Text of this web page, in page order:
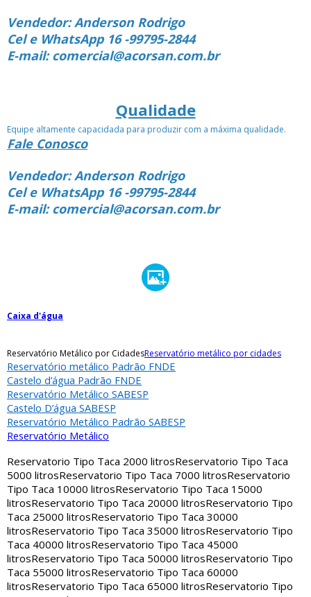
Vendedor: Anderson Rodrigo
Cel e WhatsApp 16 -99795-2844
E-mail: comercial@acorsan.com.br
Qualidade
Equipe altamente capacidada para produzir com a máxima qualidade.
Fale Conosco
Vendedor: Anderson Rodrigo
Cel e WhatsApp 16 -99795-2844
E-mail: comercial@acorsan.com.br
Caixa d'água
Reservatório Metálico por CidadesReservatório metálico por cidades
Reservatório metálico Padrão FNDE
Castelo d’água Padrão FNDE
Reservatório Metálico SABESP
Castelo D’água SABESP
Reservatório Metálico Padrão SABESP
Reservatório Metálico
Reservatorio Tipo Taca 2000 litrosReservatorio Tipo Taca
5000 litrosReservatorio Tipo Taca 7000 litrosReservatorio
Tipo Taca 10000 litrosReservatorio Tipo Taca 15000
litrosReservatorio Tipo Taca 20000 litrosReservatorio Tipo
Taca 25000 litrosReservatorio Tipo Taca 30000
litrosReservatorio Tipo Taca 35000 litrosReservatorio Tipo
Taca 40000 litrosReservatorio Tipo Taca 45000
litrosReservatorio Tipo Taca 50000 litrosReservatorio Tipo
Taca 55000 litrosReservatorio Tipo Taca 60000
litrosReservatorio Tipo Taca 65000 litrosReservatorio Tipo